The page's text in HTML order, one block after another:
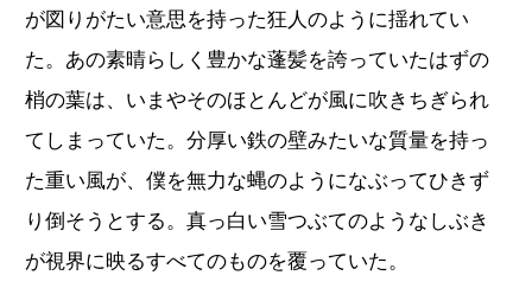
が図りがたい意思を持った狂人のように揺れてい
た。あの素晴らしく豊かな蓬髪を誇っていたはずの
梢の葉は、いまやそのほとんどが風に吹きちぎられ
てしまっていた。分厚い鉄の壁みたいな質量を持っ
た重い風が、僕を無力な蝿のようになぶってひきず
り倒そうとする。真っ白い雪つぶてのようなしぶき
が視界に映るすべてのものを覆っていた。